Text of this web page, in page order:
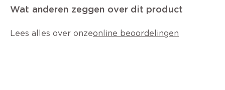
Wat anderen zeggen over dit product
Lees alles over onzeonline beoordelingen